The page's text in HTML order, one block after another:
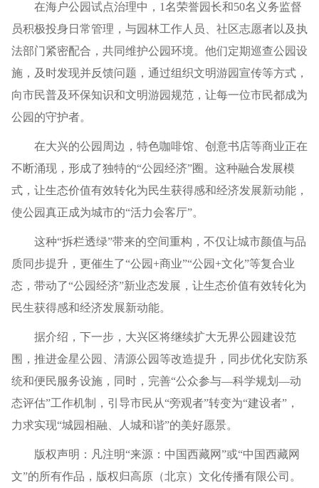
在海户公园试点治理中，1名荣誉园长和50名义务监督
员积极投身日常管理，与园林工作人员、社区志愿者以及执
法部门紧密配合，共同维护公园环境。他们定期巡查公园设
施，及时发现并反馈问题，通过组织文明游园宣传等方式，
向市民普及环保知识和文明游园规范，让每一位市民都成为
公园的守护者。
在大兴的公园周边，特色咖啡馆、创意书店等商业正在
不断涌现，形成了独特的“公园经济”圈。这种融合发展模
式，让生态价值有效转化为民生获得感和经济发展新动能，
使公园真正成为城市的“活力会客厅”。
这种“拆栏透绿”带来的空间重构，不仅让城市颜值与品
质同步提升，更催生了“公园+商业”“公园+文化”等复合业
态，带动了“公园经济”新业态发展，让生态价值有效转化为
民生获得感和经济发展新动能。
据介绍，下一步，大兴区将继续扩大无界公园建设范
围，推进金星公园、清源公园等改造提升，同步优化安防系
统和便民服务设施，同时，完善“公众参与—科学规划—动
态评估”工作机制，引导市民从“旁观者”转变为“建设者”，
力求实现“城园相融、人城和谐”的美好愿景。
版权声明：凡注明“来源：中国西藏网”或“中国西藏网
文”的所有作品，版权归高原（北京）文化传播有限公司。